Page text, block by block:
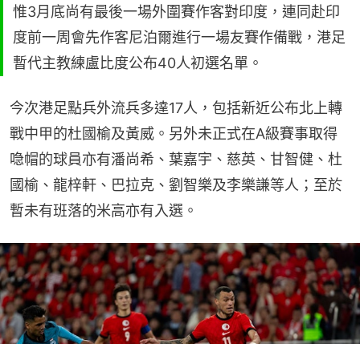
惟3月底尚有最後一場外圍賽作客對印度，連同赴印
度前一周會先作客尼泊爾進行一場友賽作備戰，港足
暫代主教練盧比度公布40人初選名單。
今次港足點兵外流兵多達17人，包括新近公布北上轉
戰中甲的杜國榆及黃威。另外未正式在A級賽事取得
喼帽的球員亦有潘尚希、葉嘉宇、慈英、甘智健、杜
國榆、龍梓軒、巴拉克、劉智樂及李樂謙等人；至於
暫未有班落的米高亦有入選。